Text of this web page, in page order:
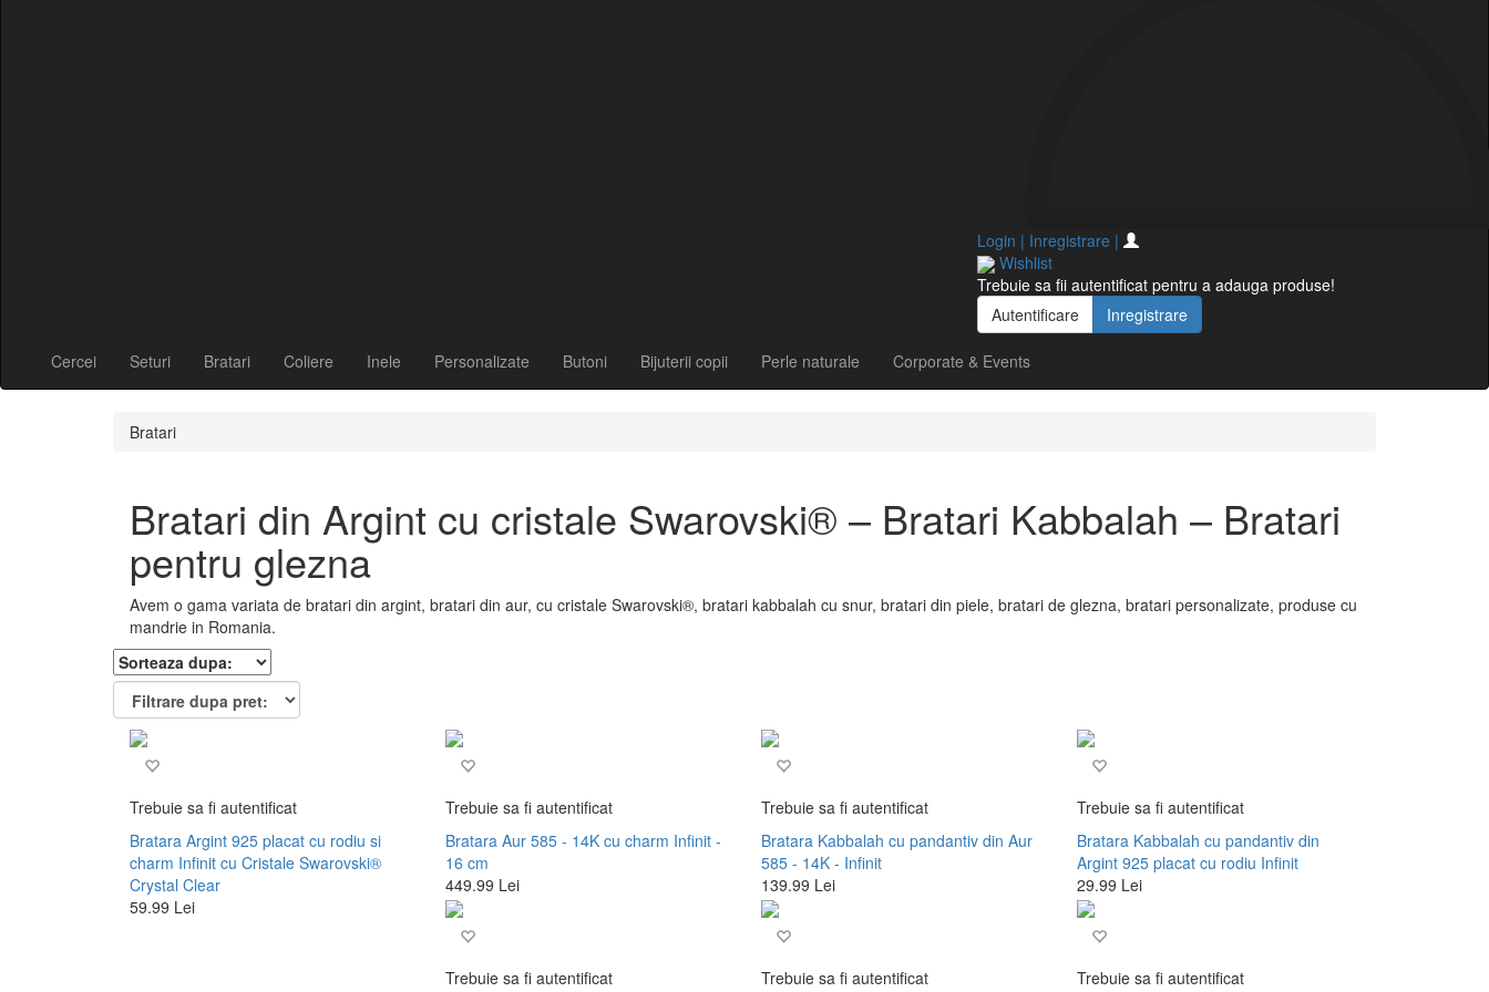
Login | Inregistrare |
Wishlist
Trebuie sa fii autentificat pentru a adauga produse!
Autentificare
Inregistrare
Cercei Seturi Bratari Coliere Inele Personalizate Butoni Bijuterii copii Perle naturale Corporate & Events
Bratari
Bratari din Argint cu cristale Swarovski® – Bratari Kabbalah – Bratari
pentru glezna
Avem o gama variata de bratari din argint, bratari din aur, cu cristale Swarovski®, bratari kabbalah cu snur, bratari din piele, bratari de glezna, bratari personalizate, produse cu
mandrie in Romania.
Trebuie sa fi autentificat
Bratara Argint 925 placat cu rodiu si
charm Infinit cu Cristale Swarovski®
Crystal Clear
59.99 Lei
Trebuie sa fi autentificat
Bratara Aur 585 - 14K cu charm Infinit -
16 cm
449.99 Lei
Trebuie sa fi autentificat
Bratara Kabbalah cu pandantiv din Aur
585 - 14K - Infinit
139.99 Lei
Trebuie sa fi autentificat
Bratara Kabbalah cu pandantiv din
Argint 925 placat cu rodiu Infinit
29.99 Lei
Trebuie sa fi autentificat Trebuie sa fi autentificat Trebuie sa fi autentificat